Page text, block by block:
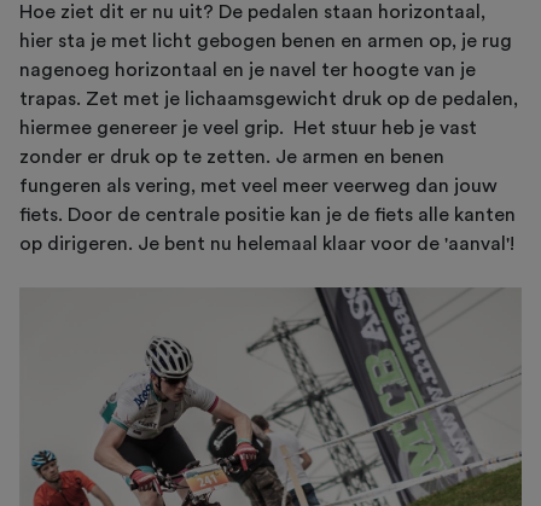
Hoe ziet dit er nu uit? De pedalen staan horizontaal,
hier sta je met licht gebogen benen en armen op, je rug
nagenoeg horizontaal en je navel ter hoogte van je
trapas. Zet met je lichaamsgewicht druk op de pedalen,
hiermee genereer je veel grip. Het stuur heb je vast
zonder er druk op te zetten. Je armen en benen
fungeren als vering, met veel meer veerweg dan jouw
fiets. Door de centrale positie kan je de fiets alle kanten
op dirigeren. Je bent nu helemaal klaar voor de 'aanval'!